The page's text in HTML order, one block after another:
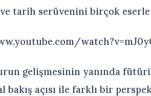
ve tarih serüvenini birçok
gelişmesinin yanında
açısı ile farklı bir